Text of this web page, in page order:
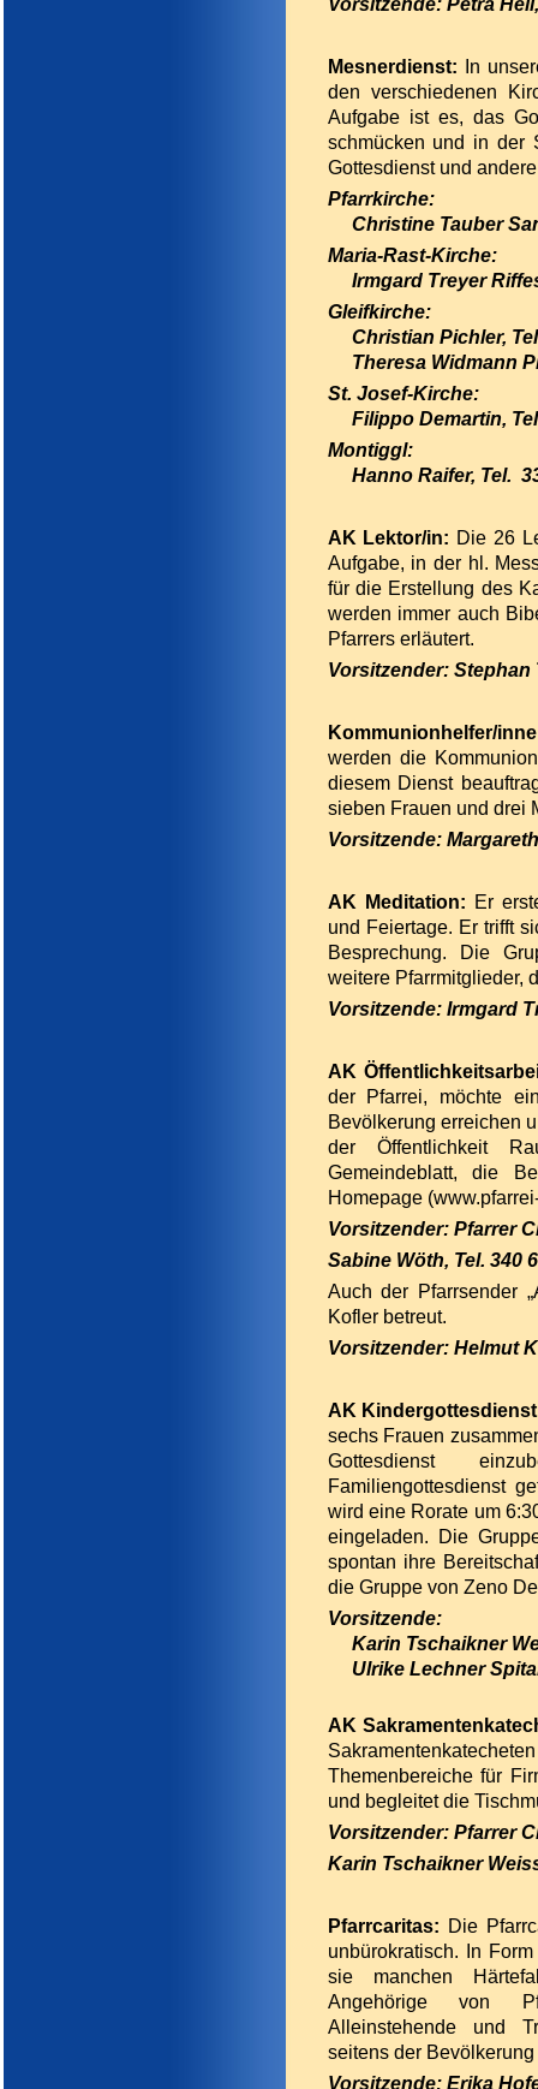
Mesnerdienst: In
den verschiedenen
Aufgabe ist es, das
schmücken und in der
Gottesdienst und
Pfarrkirche:
Christine Tauber
Maria-Rast-Kirche:
Irmgard Treyer
Gleifkirche:
Christian Pichler,
Theresa Widmann
St. Josef-Kirche:
Filippo Demartin,
Montiggl:
Hanno Raifer, Tel.
AK Lektor/in: Die 26
Aufgabe, in der hl.
für die Erstellung des
werden immer auch
Pfarrers erläutert.
Vorsitzender: Stephan
Kommunionhelfer/
werden die
diesem Dienst
sieben Frauen und drei
Vorsitzende:
AK Meditation: Er
und Feiertage. Er trifft
Besprechung. Die
weitere Pfarrmitglieder,
Vorsitzende: Irmgard
AK
der Pfarrei, möchte
Bevölkerung erreichen
der Öffentlichkeit
Gemeindeblatt, die
Homepage (
Vorsitzender: Pfarrer
Sabine Wöth, Tel. 340
Auch der Pfarrsender
Kofler betreut.
Vorsitzender: Helmut
AK Kindergottesdienst
sechs Frauen
Gottesdienst
Familiengottesdienst
wird eine Rorate um
eingeladen. Die
spontan ihre
die Gruppe von Zeno
Vorsitzende:
Karin Tschaikner
Ulrike Lechner
AK
Themenbereiche für
und begleitet die
Vorsitzender: Pfarrer
Karin Tschaikner
Pfarrcaritas: Die
unbürokratisch. In
sie manchen
Angehörige von
Alleinstehende und
seitens der
Vorsitzende: Erika